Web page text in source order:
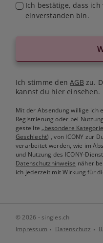
Ich bestätige, dass
einverstanden bin.
Ich stimme denAGB zu.
kannst du hiereinsehen.
Mit der Absendung willige ich
Registrierung oder bei
gestellte„besondere
Geschlecht) , von ICONY zur
verarbeitet werden, wie im
und Nutzung des ICONY-
Datenschutzhinweise näher
ich jederzeit mit Wirkung für
© 2026 - singles.ch
Impressum
Datenschutz